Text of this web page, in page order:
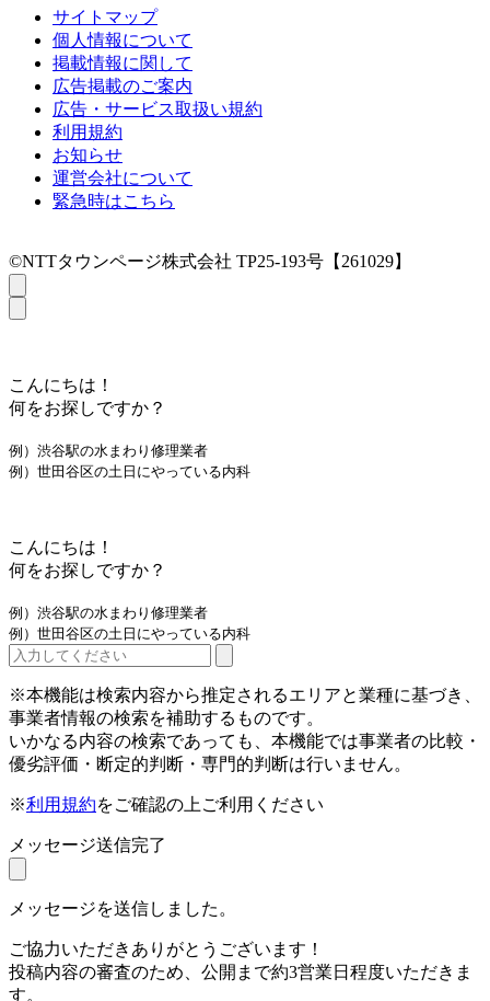
サイトマップ
個人情報について
掲載情報に関して
広告掲載のご案内
広告・サービス取扱い規約
利用規約
お知らせ
運営会社について
緊急時はこちら
©NTTタウンページ株式会社 TP25-193号【261029】
こんにちは！
何をお探しですか？
例）渋谷駅の水まわり修理業者
例）世田谷区の土日にやっている内科
こんにちは！
何をお探しですか？
例）渋谷駅の水まわり修理業者
例）世田谷区の土日にやっている内科
※本機能は検索内容から推定されるエリアと業種に基づき、
事業者情報の検索を補助するものです。
いかなる内容の検索であっても、本機能では事業者の比較・
優劣評価・断定的判断・専門的判断は行いません。
※利用規約をご確認の上ご利用ください
メッセージ送信完了
メッセージを送信しました。
ご協力いただきありがとうございます！
投稿内容の審査のため、公開まで約3営業日程度いただきま
す。